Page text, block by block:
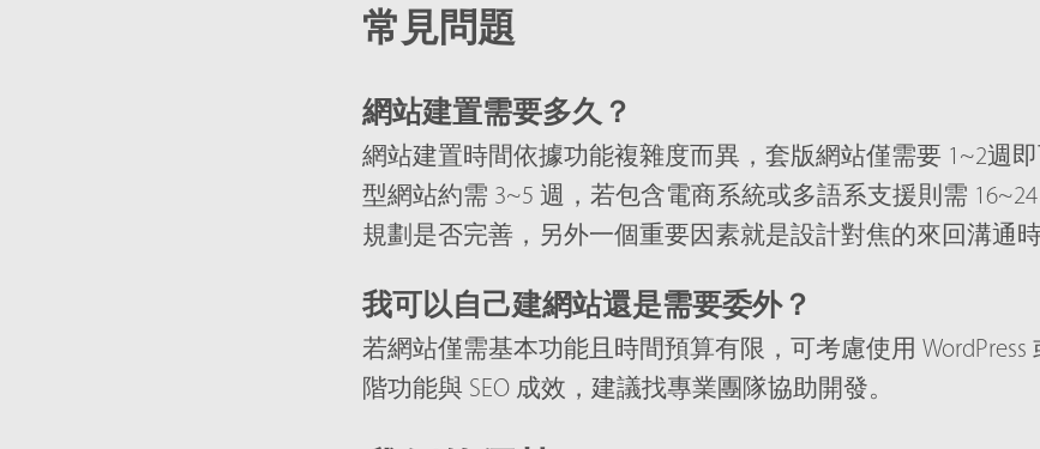
常見問題
網站建置需要多久？
網站建置時間依據功能複雜度而異，套版網站僅需要 1~2週
型網站約需 3~5 週，若包含電商系統或多語系支援則需
規劃是否完善，另外一個重要因素就是設計對焦的來回溝通時
我可以自己建網站還是需要委外？
若網站僅需基本功能且時間預算有限，可考慮使用 WordPress
階功能與 SEO 成效，建議找專業團隊協助開發。